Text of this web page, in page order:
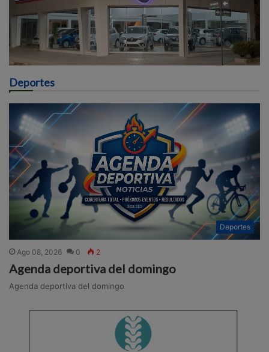
Deportes
Deportes
Ago 08, 2026 0 2
Agenda deportiva del domingo
Agenda deportiva del domingo